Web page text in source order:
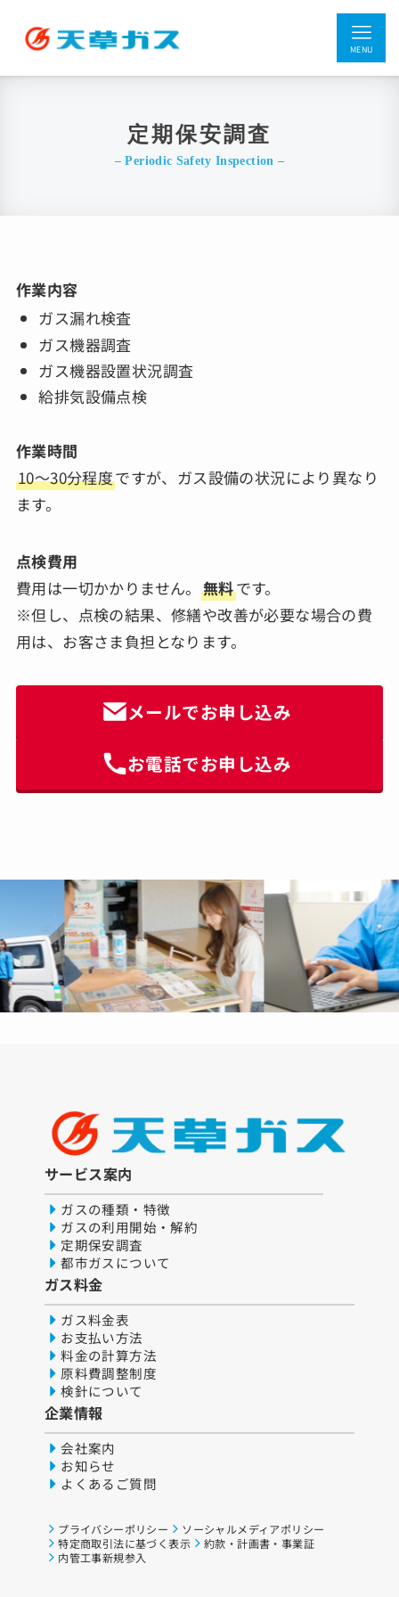
MENU
定期保安調査
– Periodic Safety Inspection –
作業内容
ガス漏れ検査
ガス機器調査
ガス機器設置状況調査
給排気設備点検
作業時間
10～30分程度ですが、ガス設備の状況により異なり
ます。
点検費用
費用は一切かかりません。 無料です。
※但し、点検の結果、修繕や改善が必要な場合の費
用は、お客さま負担となります。
メールでお申し込み
お電話でお申し込み
サービス案内
ガスの種類・特徴
ガスの利用開始・解約
定期保安調査
都市ガスについて
ガス料金
ガス料金表
お支払い方法
料金の計算方法
原料費調整制度
検針について
企業情報
会社案内
お知らせ
よくあるご質問
プライバシーポリシー
ソーシャルメディアポリシー
特定商取引法に基づく表示
約款・計画書・事業証
内管工事新規参入